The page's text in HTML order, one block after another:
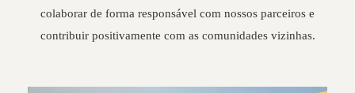
colaborar de forma responsável com nossos parceiros e
contribuir positivamente com as comunidades vizinhas.